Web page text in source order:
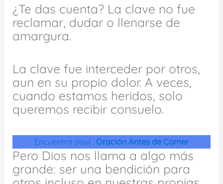
¿Te das cuenta? La clave no fue
reclamar, dudar o llenarse de
amargura.
La clave fue interceder por otros,
aun en su propio dolor. A veces,
cuando estamos heridos, solo
queremos recibir consuelo.
Encuentra aquí : Oración Antes de Comer
Pero Dios nos llama a algo más
grande: ser una bendición para